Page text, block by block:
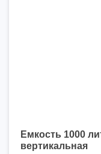
Емкость 1000
вертикальная